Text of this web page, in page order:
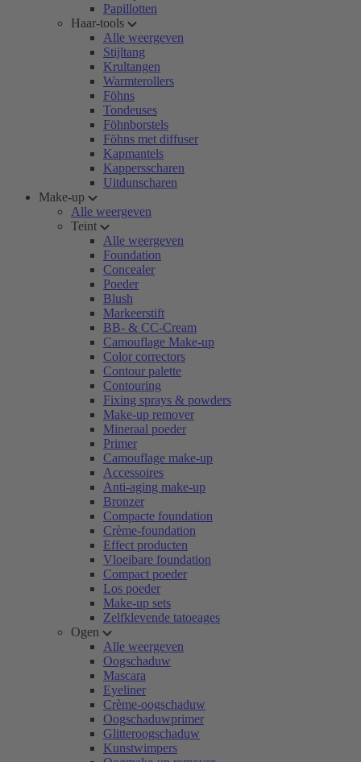
Papillotten
Haar-tools
Alle weergeven
Stijltang
Krultangen
Warmterollers
Föhns
Tondeuses
Föhnborstels
Föhns met diffuser
Kapmantels
Kappersscharen
Uitdunscharen
Make-up
Alle weergeven
Teint
Alle weergeven
Foundation
Concealer
Poeder
Blush
Markeerstift
BB- & CC-Cream
Camouflage Make-up
Color correctors
Contour palette
Contouring
Fixing sprays & powders
Make-up remover
Mineraal poeder
Primer
Camouflage make-up
Accessoires
Anti-aging make-up
Bronzer
Compacte foundation
Crème-foundation
Effect producten
Vloeibare foundation
Compact poeder
Los poeder
Make-up sets
Zelfklevende tatoeages
Ogen
Alle weergeven
Oogschaduw
Mascara
Eyeliner
Crème-oogschaduw
Oogschaduwprimer
Glitteroogschaduw
Kunstwimpers